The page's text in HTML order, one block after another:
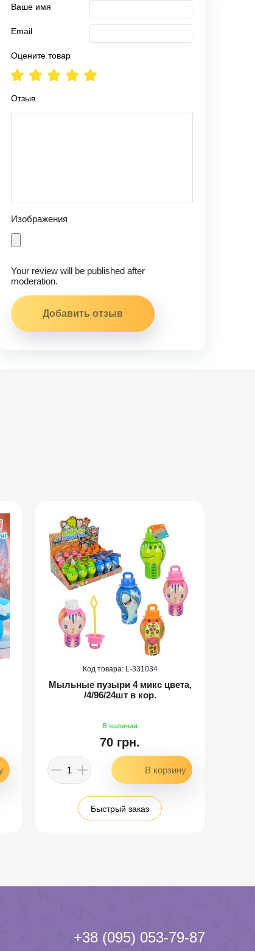
Ваше имя
Email
Оцените товар
Отзыв
Изображения
Your review will be published after
moderation.
331034
Мыльные пузыри 4 микс цвета,
/4/96/24шт в кор.
70 грн.
Быстрый заказ
+38 (095) 053-79-87